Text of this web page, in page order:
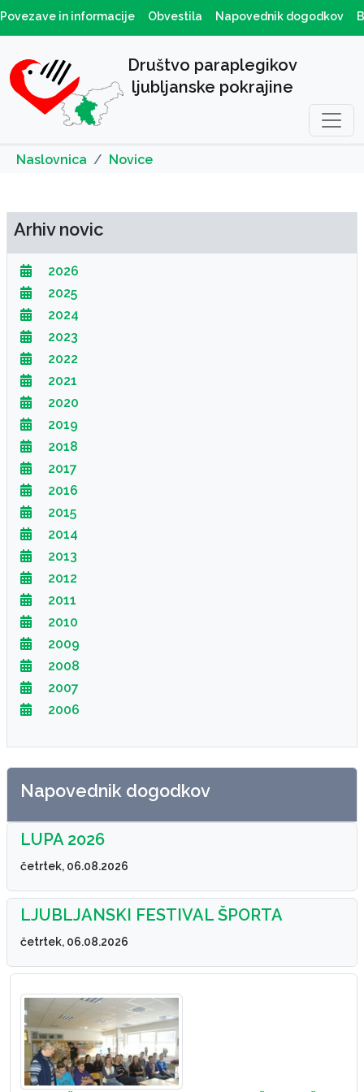
Povezave in informacije Obvestila Napovednik dogodkov
Društvo paraplegikov
ljubljanske pokrajine
Naslovnica Novice
Arhiv novic
2026
2025
2024
2023
2022
2021
2020
2019
2018
2017
2016
2015
2014
2013
2012
2011
2010
2009
2008
2007
2006
Napovednik dogodkov
LUPA 2026
četrtek, 06.08.2026
LJUBLJANSKI FESTIVAL ŠPORTA
četrtek, 06.08.2026